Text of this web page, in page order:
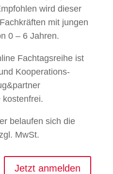
wird dieser
mit jungen
0 – 6 Jahren.
Fachtagsreihe ist
Kooperations­
kostenfrei.
belaufen sich die
MwSt.
Jetzt anmelden